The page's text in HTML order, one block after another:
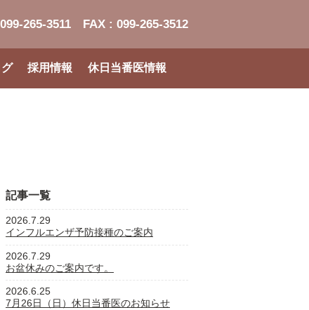
265-3511 FAX : 099-265-3512
採用情報 休日当番医情報
記事一覧
2026.7.29
インフルエンザ予防接種のご案内
2026.7.29
お盆休みのご案内です。
2026.6.25
7月26日（日）休日当番医のお知らせ